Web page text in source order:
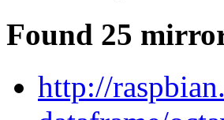
Found 25
http://